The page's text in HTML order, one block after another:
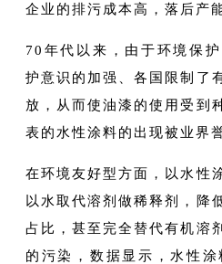
企业的排污成本高，落后产
70年代以来，由于环境保
护意识的加强、各国限制了
放，从而使油漆的使用受到
表的水性涂料的出现被业界
在环境友好型方面，以水性
以水取代溶剂做稀释剂，降
占比，甚至完全替代有机溶
的污染，数据显示，水性